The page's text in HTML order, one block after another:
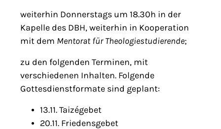
weiterhin Donnerstags um 18.30h in der
Kapelle des DBH, weiterhin in Kooperation
mit dem Mentorat für Theologiestudierende;
zu den folgenden Terminen, mit
verschiedenen Inhalten. Folgende
Gottesdienstformate sind geplant:
13.11. Taizégebet
20.11. Friedensgebet